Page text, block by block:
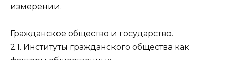
измерении.
Гражданское общество и государство.
2.1. Институты гражданского общества как